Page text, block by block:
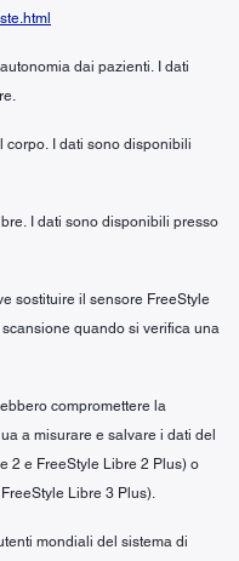
dai pazienti. I dati
corpo. I dati sono disponibili
I dati sono disponibili presso
sostituire il sensore FreeStyle
quando si verifica una
compromettere la
a misurare e salvare i dati del
2 e FreeStyle Libre 2 Plus) o
Libre 3 Plus).
mondiali del sistema di